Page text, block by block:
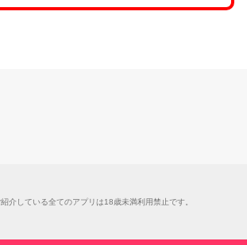
介している全てのアプリは18歳未満利用禁止です。